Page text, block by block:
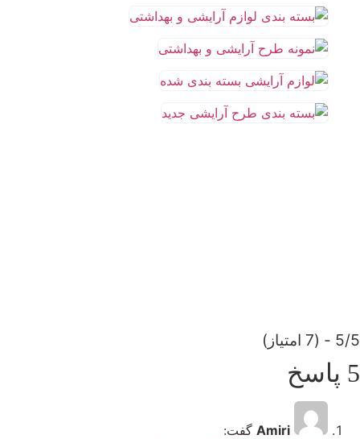
5/5 - (7 امتیاز)
5 پاسخ
Amiri گفت: